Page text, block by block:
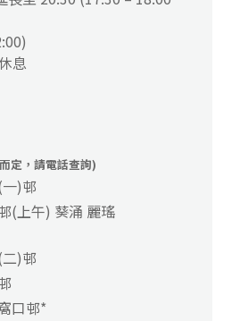
息
定，請電話查詢)
)邨
(上午) 葵涌 麗瑤
)邨
口邨*